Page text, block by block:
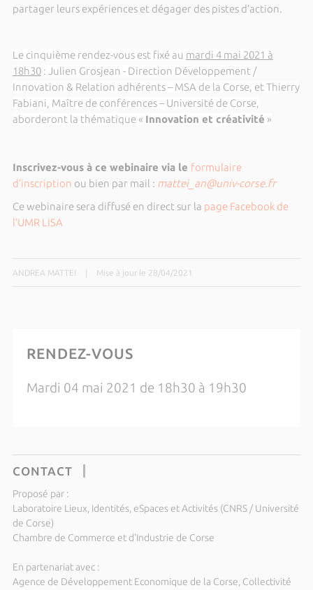
partager leurs expériences et dégager des pistes d’action.
Le cinquième rendez-vous est fixé au mardi 4 mai 2021 à
18h30: Julien Grosjean - Direction Développement /
Innovation & Relation adhérents – MSA de la Corse, et Thierry
Fabiani, Maître de conférences – Université de Corse,
aborderont la thématique « Innovation et créativité »
Inscrivez-vous à ce webinaire via le formulaire
d’inscription ou bien par mail : mattei_an@univ-corse.fr
Ce webinaire sera diffusé en direct sur la page Facebook de
l’UMR LISA
ANDREA MATTEI Mise à jour le 28/04/2021
RENDEZ-VOUS
Mardi 04 mai 2021 de 18h30 à 19h30
CONTACT
Proposé par :
Laboratoire Lieux, Identités, eSpaces et Activités (CNRS / Université
de Corse)
Chambre de Commerce et d'Industrie de Corse
En partenariat avec :
Agence de Développement Economique de la Corse, Collectivité